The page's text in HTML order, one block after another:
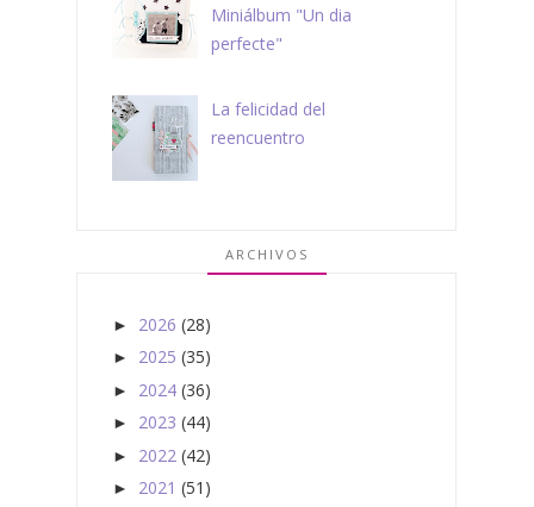
Miniálbum "Un dia
perfecte"
La felicidad del
reencuentro
ARCHIVOS
► 2026 (28)
► 2025 (35)
► 2024 (36)
► 2023 (44)
► 2022 (42)
► 2021 (51)